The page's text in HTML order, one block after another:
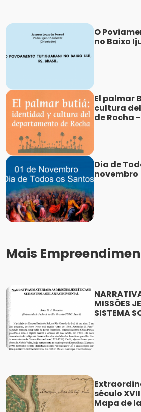
O
no Baixo
El palmar
cultura
de Rocha
Dia de
novembro
Mais
MISSÕES
SISTEMA
século
Mapa de